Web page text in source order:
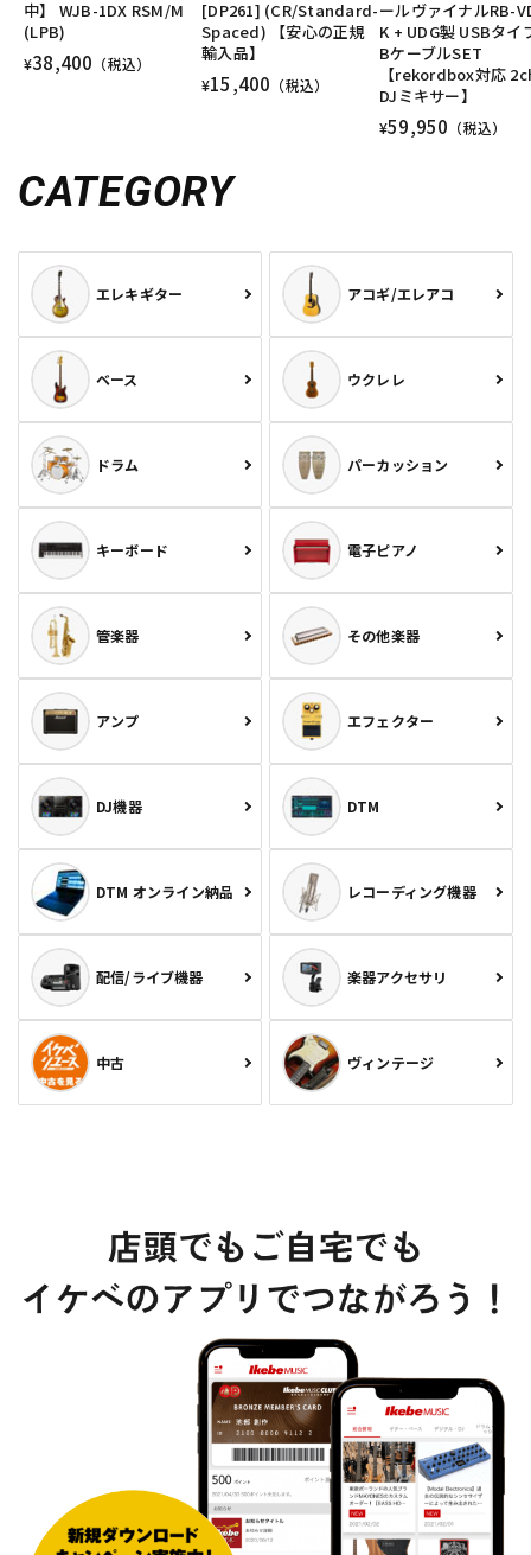
中】 WJB-1DX RSM/M
(LPB)
¥38,400 （税込）
[DP261] (CR/Standard-
Spaced) 【安心の正規
輸入品】
¥15,400 （税込）
ールヴァイナルRB-
K + UDG製 USBタイ
BケーブルSET
【rekordbox対応
DJミキサー】
¥59,950 （税込）
CATEGORY
エレキギター アコギ/エレアコ
ベース ウクレレ
ドラム パーカッション
キーボード 電子ピアノ
管楽器 その他楽器
アンプ エフェクター
DJ機器 DTM
DTM オンライン納品 レコーディング機器
配信/ライブ機器 楽器アクセサリ
中古 ヴィンテージ